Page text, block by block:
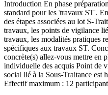
Introduction En phase
standard pour les 'travaux ST'.
des étapes associées au lot S-
travaux, les points de vigilance
travaux, les modalités pratiques
spécifiques aux travaux ST.
concrète(s) allez-vous mettre en
individuelle des acquis Point de
social lié à la Sous-Traitance est
Effectif maximum : 12